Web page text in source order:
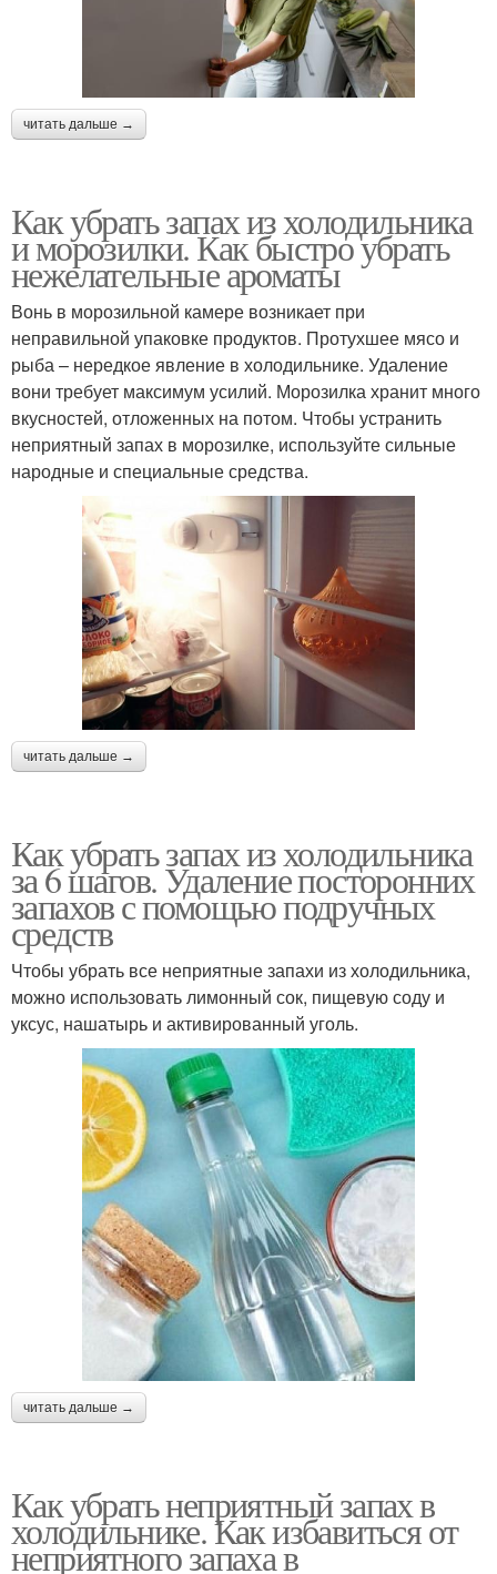
читать дальше →
Как убрать запах из холодильника
и морозилки. Как быстро убрать
нежелательные ароматы
Вонь в морозильной камере возникает при
неправильной упаковке продуктов. Протухшее мясо и
рыба – нередкое явление в холодильнике. Удаление
вони требует максимум усилий. Морозилка хранит много
вкусностей, отложенных на потом. Чтобы устранить
неприятный запах в морозилке, используйте сильные
народные и специальные средства.
читать дальше →
Как убрать запах из холодильника
за 6 шагов. Удаление посторонних
запахов с помощью подручных
средств
Чтобы убрать все неприятные запахи из холодильника,
можно использовать лимонный сок, пищевую соду и
уксус, нашатырь и активированный уголь.
читать дальше →
Как убрать неприятный запах в
холодильнике. Как избавиться от
неприятного запаха в